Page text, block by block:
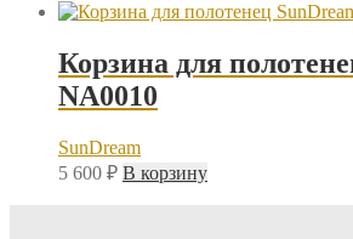
Корзина для
NA0010
SunDream
5 600 ₽ В корзину